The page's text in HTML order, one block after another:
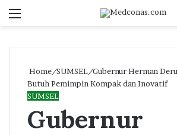
Menu
Home/SUMSEL/Gubernur Herman
Butuh Pemimpin Kompak dan Inovatif
SUMSEL
Gubernur